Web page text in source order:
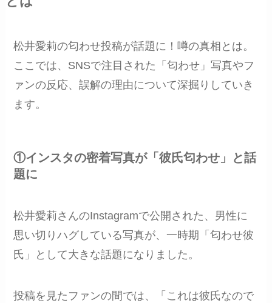
松井愛莉の匂わせ投稿が話題に！噂の真相とは。
ここでは、SNSで注目された「匂わせ」写真やフ
ァンの反応、誤解の理由について深掘りしていき
ます。
①インスタの密着写真が「彼氏匂わせ」と話
題に
松井愛莉さんのInstagramで公開された、男性に
思い切りハグしている写真が、一時期「匂わせ彼
氏」として大きな話題になりました。
投稿を見たファンの間では、「これは彼氏なので